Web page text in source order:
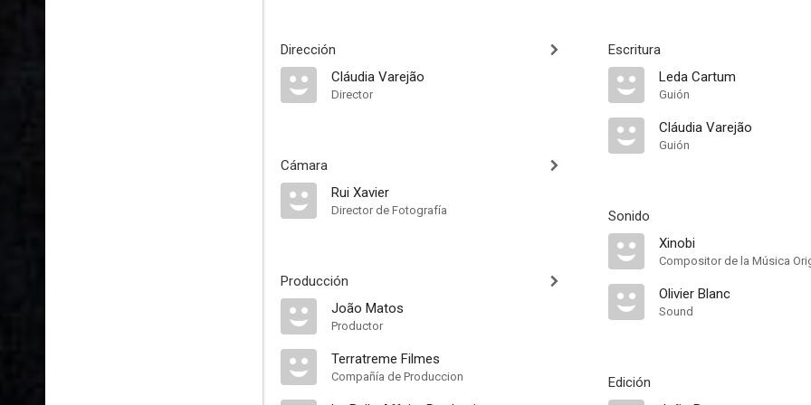
Dirección
Cláudia Varejão
Director
Cámara
Rui Xavier
Director de Fotografía
Producción
João Matos
Productor
Terratreme Filmes
Compañía de Produccion
Escritura
Leda Cartum
Guión
Cláudia Varejão
Guión
Sonido
Xinobi
Compositor de la Música
Olivier Blanc
Sound
Edición